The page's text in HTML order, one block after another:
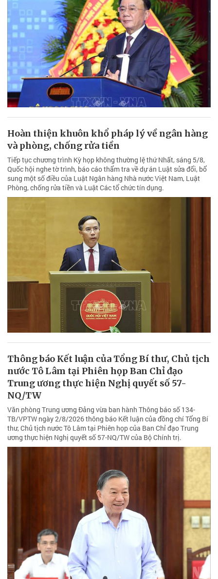
Hoàn thiện khuôn khổ pháp lý về ngân hàng
và phòng, chống rửa tiền
Tiếp tục chương trình Kỳ họp không thường lệ thứ Nhất, sáng 5/8,
Quốc hội nghe tờ trình, báo cáo thẩm tra về dự án Luật sửa đổi, bổ
sung một số điều của Luật Ngân hàng Nhà nước Việt Nam, Luật
Phòng, chống rửa tiền và Luật Các tổ chức tín dụng.
Thông báo Kết luận của Tổng Bí thư, Chủ tịch
nước Tô Lâm tại Phiên họp Ban Chỉ đạo
Trung ương thực hiện Nghị quyết số 57-
NQ/TW
Văn phòng Trung ương Đảng vừa ban hành Thông báo số 134-
TB/VPTW ngày 2/8/2026 thông báo Kết luận của đồng chí Tổng Bí
thư, Chủ tịch nước Tô Lâm tại Phiên họp của Ban Chỉ đạo Trung
ương thực hiện Nghị quyết số 57-NQ/TW của Bộ Chính trị.